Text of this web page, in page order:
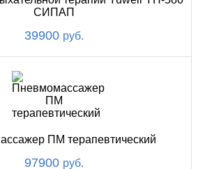
СИПАП
39900 руб.
ПМ терапевтический
97900 руб.